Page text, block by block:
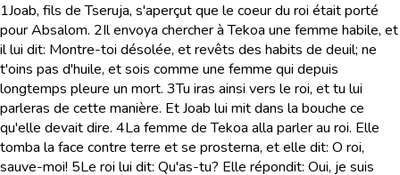
1Joab, fils de Tseruja, s'aperçut que le coeur du roi était porté
pour Absalom. 2Il envoya chercher à Tekoa une femme habile, et
il lui dit: Montre-toi désolée, et revêts des habits de deuil; ne
t'oins pas d'huile, et sois comme une femme qui depuis
longtemps pleure un mort. 3Tu iras ainsi vers le roi, et tu lui
parleras de cette manière. Et Joab lui mit dans la bouche ce
qu'elle devait dire. 4La femme de Tekoa alla parler au roi. Elle
tomba la face contre terre et se prosterna, et elle dit: O roi,
sauve-moi! 5Le roi lui dit: Qu'as-tu? Elle répondit: Oui, je suis